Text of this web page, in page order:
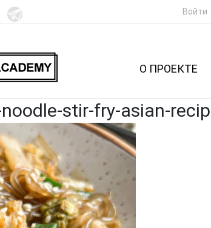
Войти
О ПРОЕКТЕ
stir-fry-asian-